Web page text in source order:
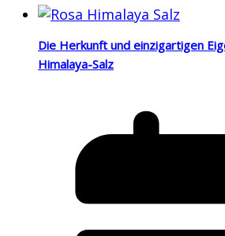
Die Herkunft und einzigartigen
Himalaya-Salz